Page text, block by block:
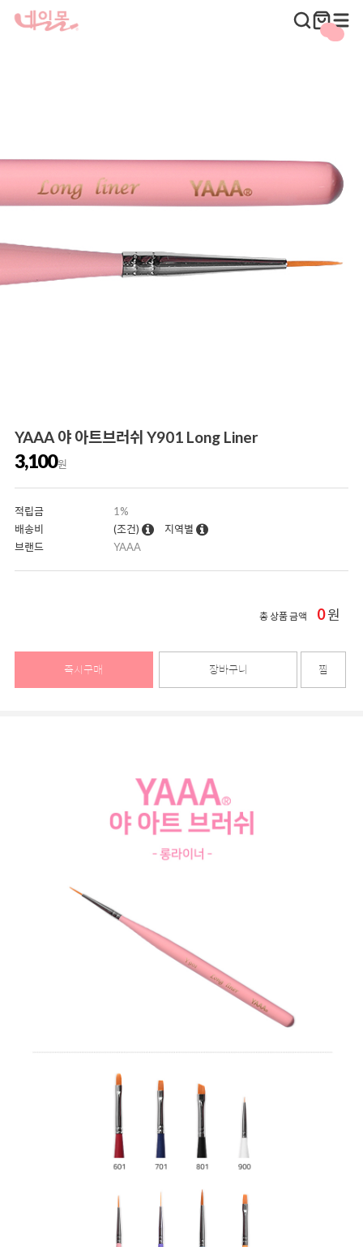
YAAA 야 아트브러쉬 Y901 Long Liner
3,100원
적립금
1%
배송비
(조건)
지역별
브랜드
YAAA
총 상품 금액 0원
즉시구매 장바구니 찜